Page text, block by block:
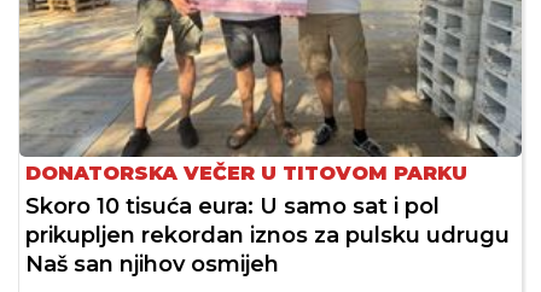
DONATORSKA VEČER U TITOVOM PARKU
Skoro 10 tisuća eura: U samo sat i pol
prikupljen rekordan iznos za pulsku udrugu
Naš san njihov osmijeh